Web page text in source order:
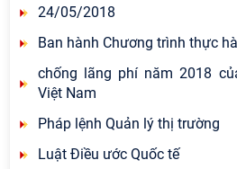
24/05/2018
Ban hành Chương trình thực
chống lãng phí năm 2018
Việt Nam
Pháp lệnh Quản lý thị trường
Luật Điều ước Quốc tế